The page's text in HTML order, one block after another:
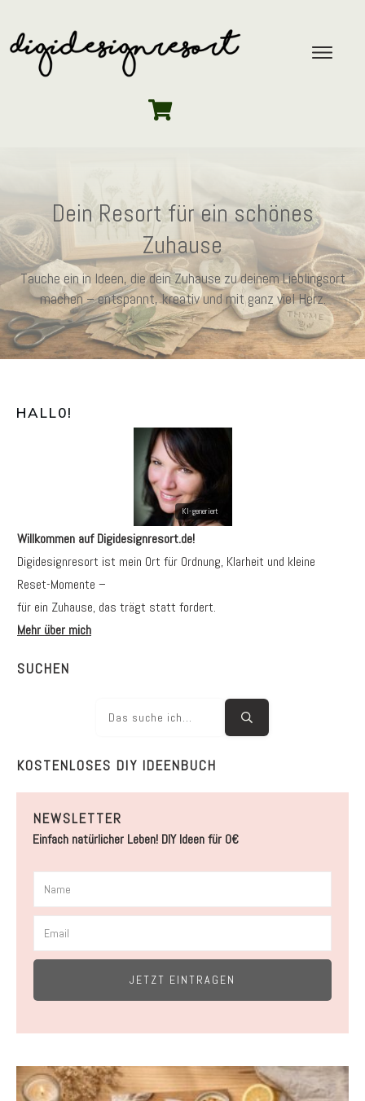
Dein Resort für ein schönes
Zuhause
Tauche ein in Ideen, die dein Zuhause zu deinem Lieblingsort
machen – entspannt, kreativ und mit ganz viel Herz.
HALL0!
Willkommen auf Digidesignresort.de!
Digidesignresort ist mein Ort für Ordnung, Klarheit und kleine
Reset-Momente –
für ein Zuhause, das trägt statt fordert.
Mehr über mich
SUCHEN
KOSTENLOSES DIY IDEENBUCH
NEWSLETTER
Einfach natürlicher Leben! DIY Ideen für 0€
JETZT EINTRAGEN